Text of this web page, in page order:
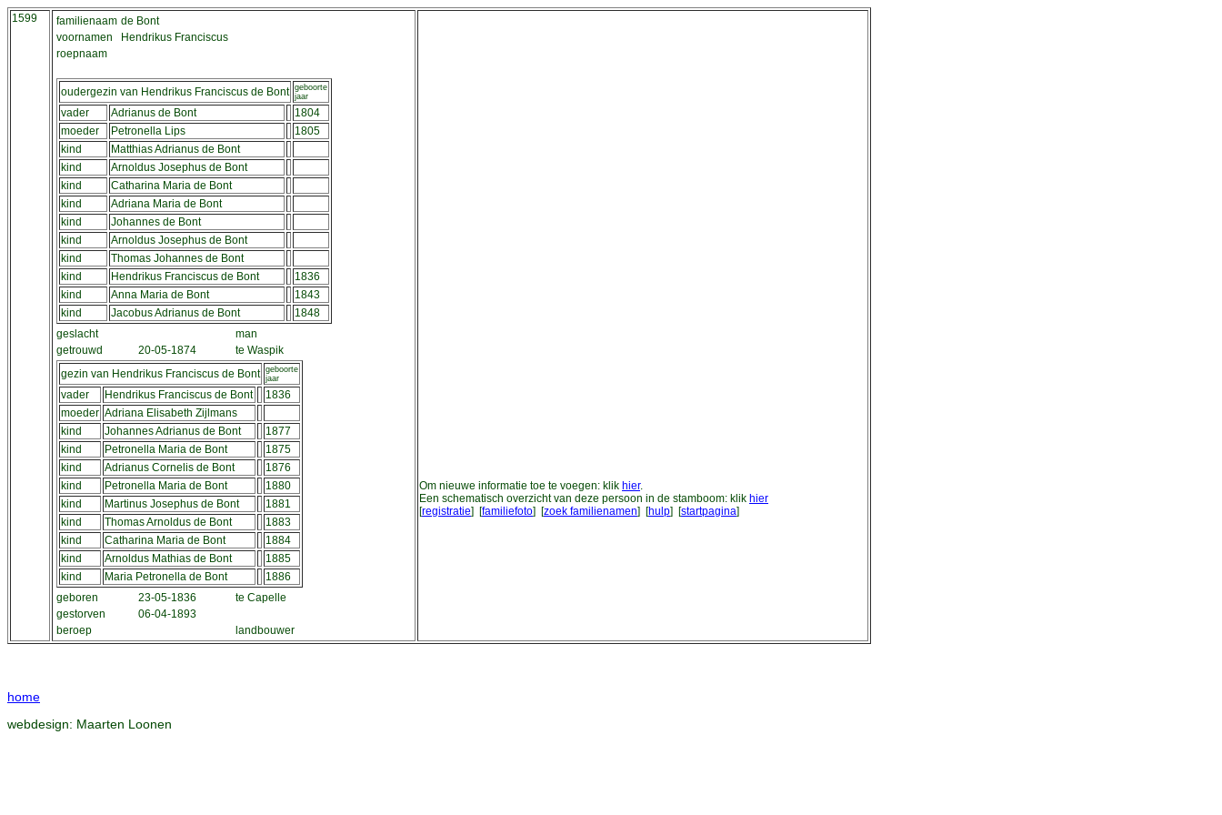
1599 familienaam de Bont
voornamen
Hendrikus Franciscus
roepnaam
oudergezin van Hendrikus Franciscus de Bont geboorte
jaar
vader Adrianus de Bont
1804
moeder
Petronella Lips
1805
kind
Matthias Adrianus de Bont
kind
Arnoldus Josephus de Bont
kind
Catharina Maria de Bont
kind
Adriana Maria de Bont
kind
Johannes de Bont
kind
Arnoldus Josephus de Bont
kind
Thomas Johannes de Bont
kind
Hendrikus Franciscus de Bont
1836
kind
Anna Maria de Bont
1843
kind
Jacobus Adrianus de Bont
1848
geslacht
man
getrouwd
20-05-1874
te Waspik
gezin van Hendrikus Franciscus de Bont geboorte
jaar
vader Hendrikus Franciscus de Bont
1836
moeder Adriana Elisabeth Zijlmans
kind
Johannes Adrianus de Bont
1877
kind
Petronella Maria de Bont
1875
kind
Adrianus Cornelis de Bont
1876
kind
Petronella Maria de Bont
1880
kind
Martinus Josephus de Bont
1881
kind
Thomas Arnoldus de Bont
1883
kind
Catharina Maria de Bont
1884
kind
Arnoldus Mathias de Bont
1885
kind
Maria Petronella de Bont
1886
geboren
23-05-1836
te Capelle
gestorven
06-04-1893
beroep
landbouwer
Om nieuwe informatie toe te voegen: klik hier.
Een schematisch overzicht van deze persoon in de stamboom: klik hier
[registratie] [familiefoto] [zoek familienamen] [hulp] [startpagina]
home
webdesign: Maarten Loonen